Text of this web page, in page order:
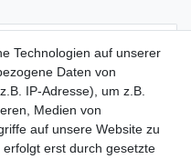
Technologien auf unserer
Daten von
IP-Adresse), um z.B.
Medien von
auf unsere Website zu
erst durch gesetzte